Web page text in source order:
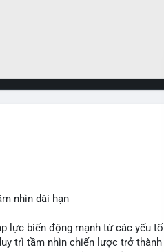
nhìn dài hạn
lực biến động mạnh từ các yếu tố
trì tầm nhìn chiến lược trở thành